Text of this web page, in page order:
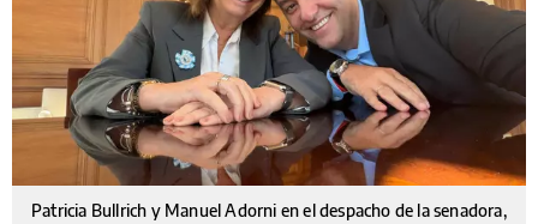
Patricia Bullrich y Manuel Adorni en el despacho de la senadora,